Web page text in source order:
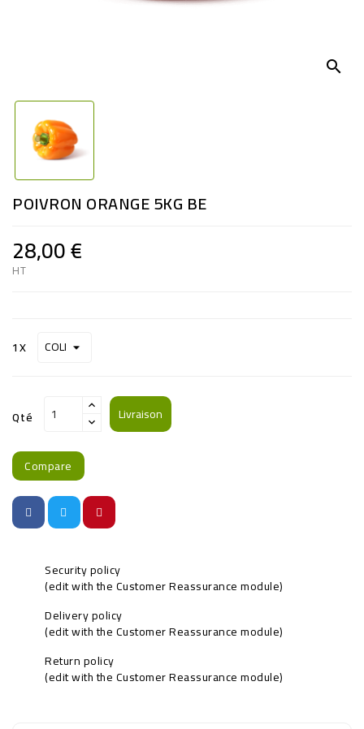
search
POIVRON ORANGE 5KG BE
28,00 €
HT
1X
Qté Livraison
Compare
Security policy
(edit with the Customer Reassurance module)
Delivery policy
(edit with the Customer Reassurance module)
Return policy
(edit with the Customer Reassurance module)